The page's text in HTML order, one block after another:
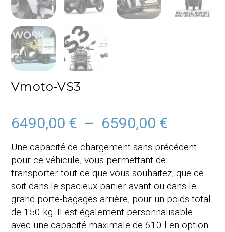
Vmoto-VS3
6490,00 € – 6590,00 €
à
Une capacité de chargement sans précédent
pour ce véhicule, vous permettant de
transporter tout ce que vous souhaitez, que ce
soit dans le spacieux panier avant ou dans le
grand porte-bagages arrière, pour un poids total
de 150 kg. Il est également personnalisable
avec une capacité maximale de 610 l en option.